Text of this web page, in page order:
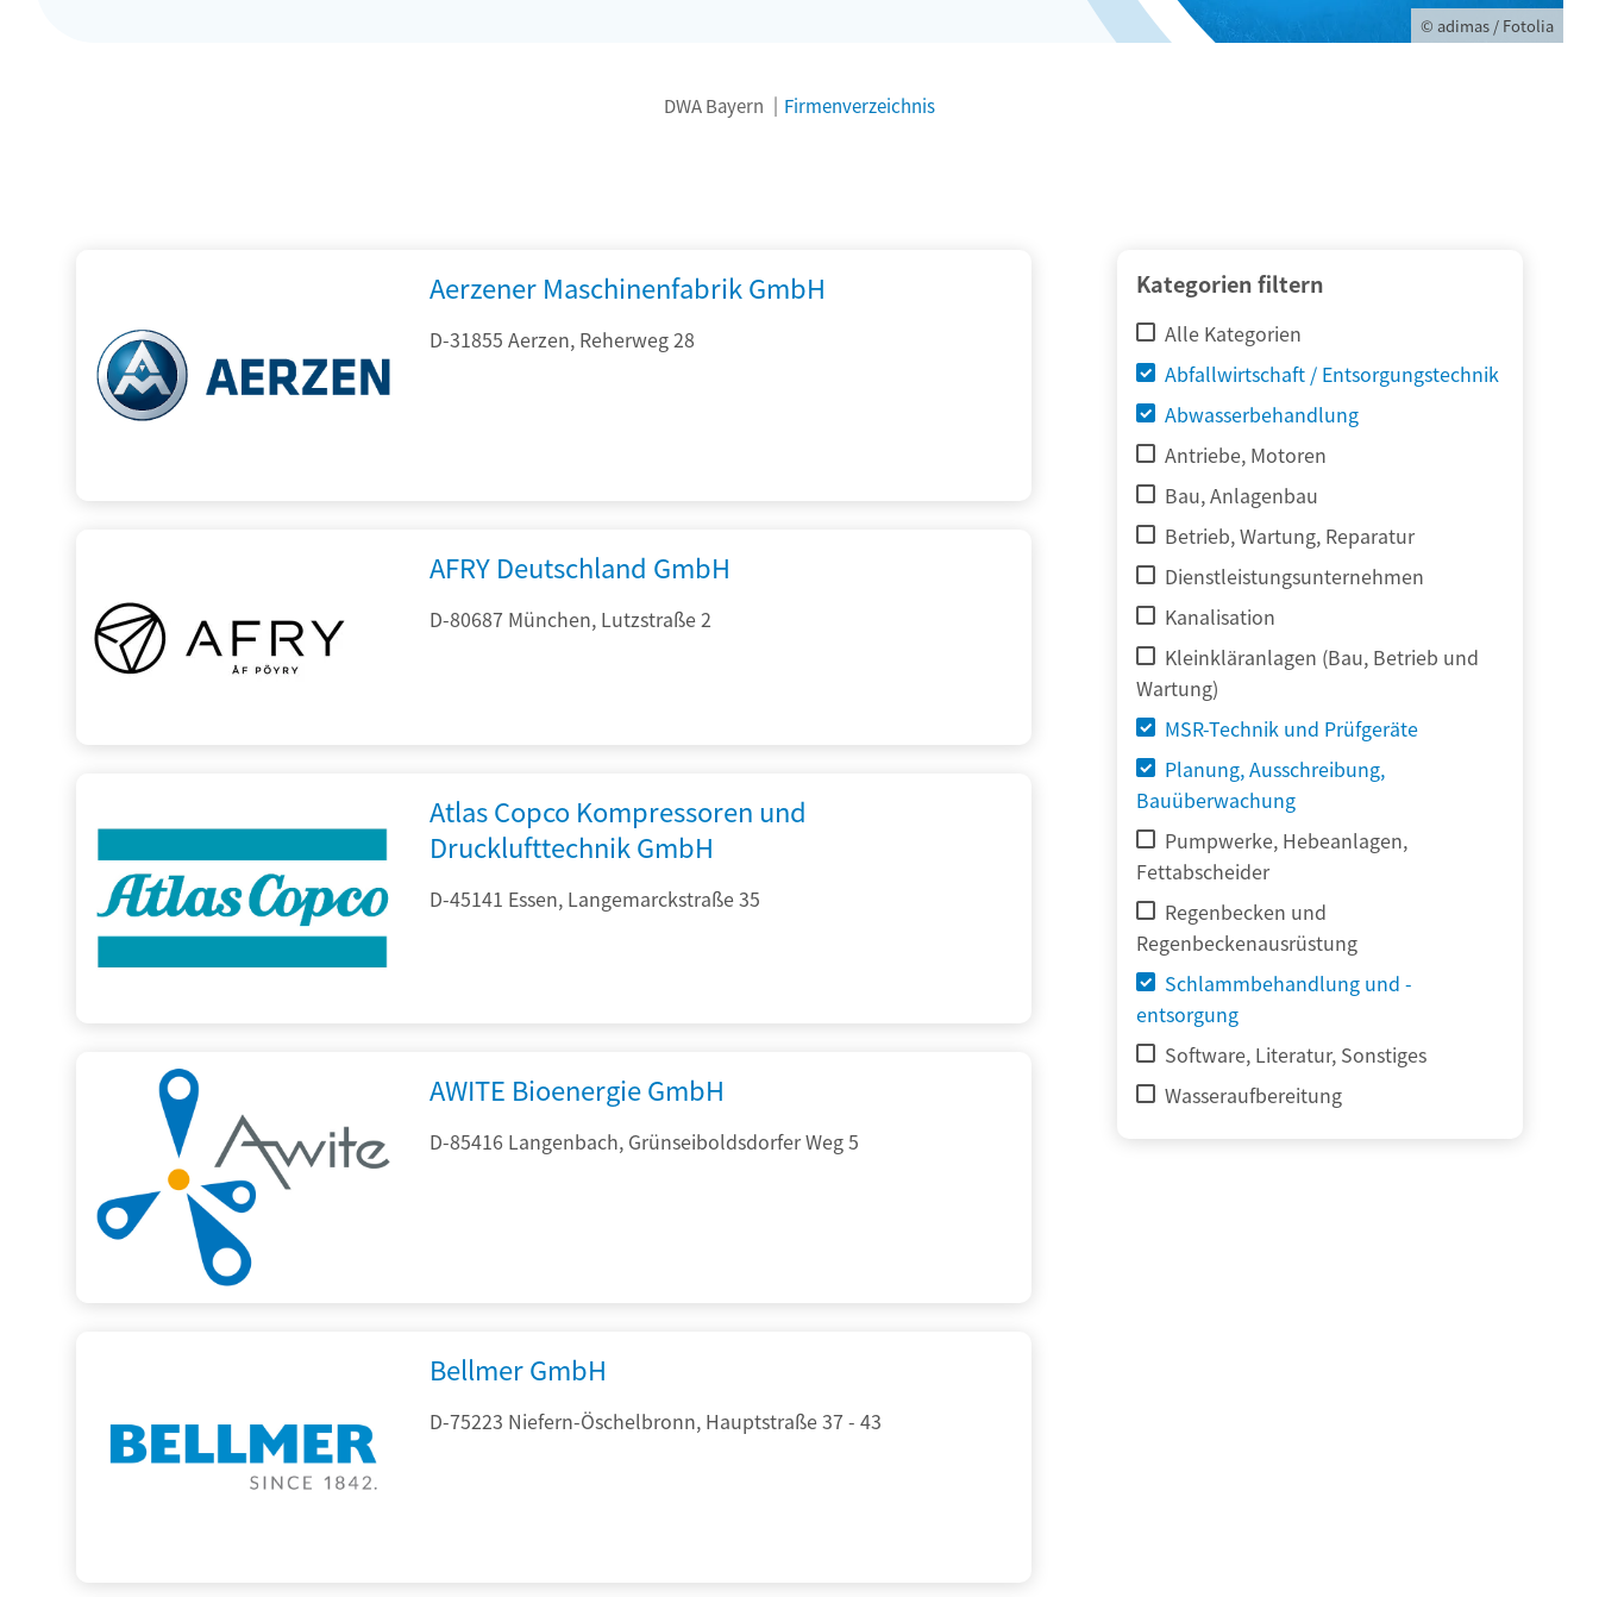
© adimas / Fotolia
DWA Bayern Firmenverzeichnis
Kategorien filtern
Alle Kategorien
Abfallwirtschaft / Entsorgungstechnik
Abwasserbehandlung
Antriebe, Motoren
Bau, Anlagenbau
Betrieb, Wartung, Reparatur
Dienstleistungsunternehmen
Kanalisation
Kleinkläranlagen (Bau, Betrieb und
Wartung)
MSR-Technik und Prüfgeräte
Planung, Ausschreibung,
Bauüberwachung
Pumpwerke, Hebeanlagen,
Fettabscheider
Regenbecken und
Regenbeckenausrüstung
Schlammbehandlung und -
entsorgung
Software, Literatur, Sonstiges
Wasseraufbereitung
Aerzener Maschinenfabrik GmbH
D-31855 Aerzen, Reherweg 28
AFRY Deutschland GmbH
D-80687 München, Lutzstraße 2
Atlas Copco Kompressoren und
Drucklufttechnik GmbH
D-45141 Essen, Langemarckstraße 35
AWITE Bioenergie GmbH
D-85416 Langenbach, Grünseiboldsdorfer Weg 5
Bellmer GmbH
D-75223 Niefern-Öschelbronn, Hauptstraße 37 - 43